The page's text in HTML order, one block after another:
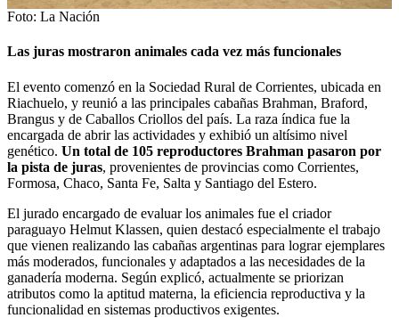
Foto: La Nación
Las juras mostraron animales cada vez más funcionales
El evento comenzó en la Sociedad Rural de Corrientes, ubicada en
Riachuelo, y reunió a las principales cabañas Brahman, Braford,
Brangus y de Caballos Criollos del país. La raza índica fue la
encargada de abrir las actividades y exhibió un altísimo nivel
genético. Un total de 105 reproductores Brahman pasaron por
la pista de juras, provenientes de provincias como Corrientes,
Formosa, Chaco, Santa Fe, Salta y Santiago del Estero.
El jurado encargado de evaluar los animales fue el criador
paraguayo Helmut Klassen, quien destacó especialmente el trabajo
que vienen realizando las cabañas argentinas para lograr ejemplares
más moderados, funcionales y adaptados a las necesidades de la
ganadería moderna. Según explicó, actualmente se priorizan
atributos como la aptitud materna, la eficiencia reproductiva y la
funcionalidad en sistemas productivos exigentes.